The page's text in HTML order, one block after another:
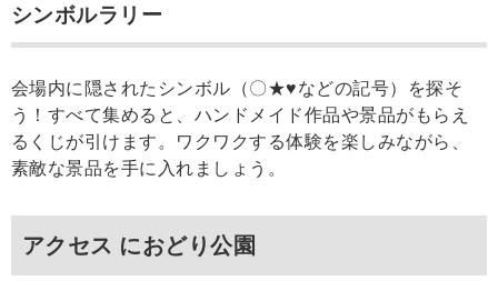
シンボルラリー
会場内に隠されたシンボル（〇★♥などの記号）を探そ
う！すべて集めると、ハンドメイド作品や景品がもらえ
るくじが引けます。ワクワクする体験を楽しみながら、
素敵な景品を手に入れましょう。
アクセス におどり公園